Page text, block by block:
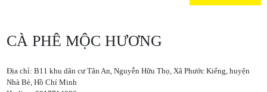
CÀ PHÊ MỘC HƯƠNG
Địa chỉ: B11 khu dân cư Tân An, Nguyễn Hữu Thọ, Xã Phước Kiểng, huyện
Nhà Bè, Hồ Chí Minh